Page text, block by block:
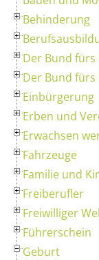
Behinderung
Der Bund fürs
Der Bund fürs
Einbürgerung
Erben und
Erwachsen
Fahrzeuge
Familie und
Freiberufler
Freiwilliger
Führerschein
Geburt